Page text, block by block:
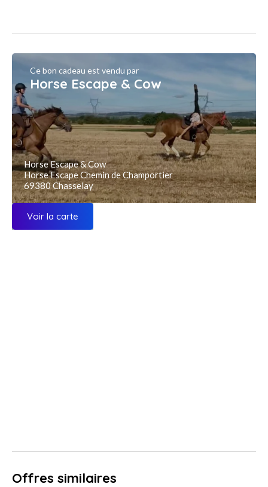
Ce bon cadeau est vendu par
Horse Escape & Cow
Horse Escape & Cow
Horse Escape Chemin de Champortier
69380 Chasselay
Voir la carte
Offres similaires